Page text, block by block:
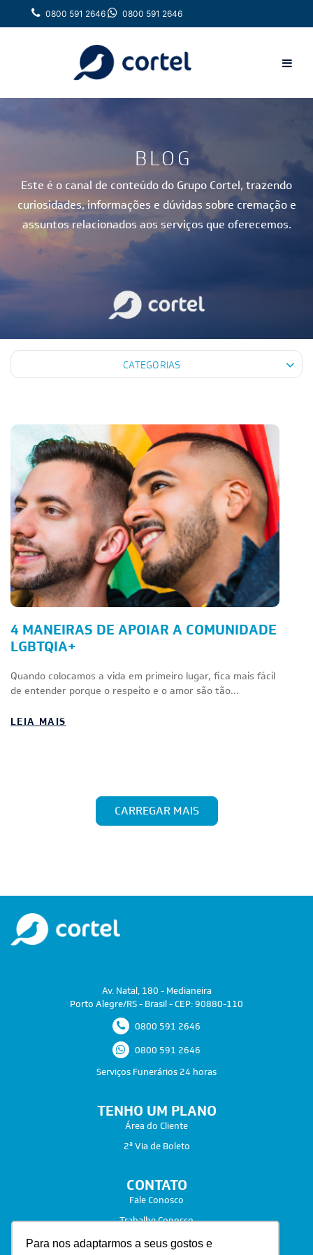
Para nos adaptarmos a seus gostos e
0800 591 2646 0800 591 2646
BLOG
Este é o canal de conteúdo do Grupo Cortel, trazendo
curiosidades, informações e dúvidas sobre cremação e
assuntos relacionados aos serviços que oferecemos.
CATEGORIAS
4 MANEIRAS DE APOIAR A COMUNIDADE
LGBTQIA+
Quando colocamos a vida em primeiro lugar, fica mais fácil
de entender porque o respeito e o amor são tão...
LEIA MAIS
CARREGAR MAIS
Av. Natal, 180 - Medianeira
Porto Alegre/RS - Brasil - CEP: 90880-110
0800 591 2646
0800 591 2646
Serviços Funerários 24 horas
TENHO UM PLANO
Área do Cliente
2ª Via de Boleto
CONTATO
Fale Conosco
Trabalhe Conosco